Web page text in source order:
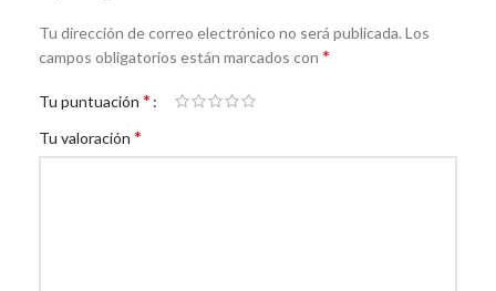
Tu dirección de correo electrónico no será publicada. Los
campos obligatorios están marcados con *
Tu puntuación *
Tu valoración *